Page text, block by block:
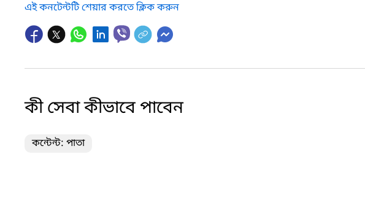
এই কনটেন্টটি শেয়ার করতে ক্লিক করুন
কী সেবা কীভাবে পাবেন
কন্টেন্ট: পাতা